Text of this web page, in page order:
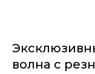
волна с